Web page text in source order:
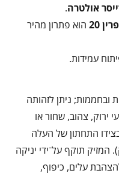
אולטרה.
20
הוא פתרון מהיר
עמידות.
ובחממות; ניתן לזהותה
1–3 מ”מ, בצבעי ירוק, צהוב, שחור או
התחתון של העלה
תוקף על־ידי יניקה
עלים, כיפוף,